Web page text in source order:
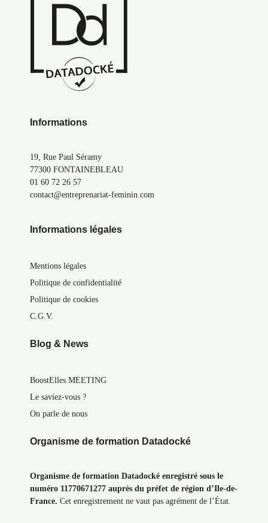
Informations
19, Rue Paul Séramy
77300 FONTAINEBLEAU
01 60 72 26 57
contact@entreprenariat-feminin.com
Informations légales
Mentions légales
Politique de confidentialité
Politique de cookies
C.G.V.
Blog & News
BoostElles MEETING
Le saviez-vous ?
On parle de nous
Organisme de formation Datadocké
Organisme de formation Datadocké enregistré sous le
numéro 11770671277 auprès du préfet de région d’Ile-de-
France. Cet enregistrement ne vaut pas agrément de l’État.